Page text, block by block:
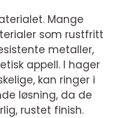
Mange
som rustfritt
metaller,
appell. I hager
kan ringer i
løsning, da de
rustet finish.